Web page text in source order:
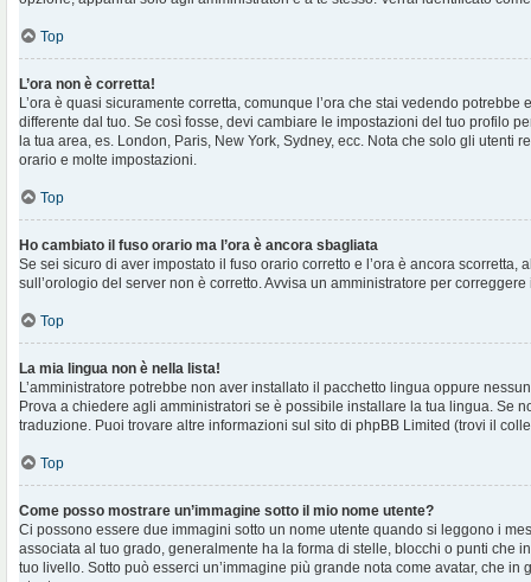
Top
L’ora non è corretta!
L’ora è quasi sicuramente corretta, comunque l’ora che stai vedendo
differente dal tuo. Se così fosse, devi cambiare le impostazioni del tuo profilo
la tua area, es. London, Paris, New York, Sydney, ecc. Nota che solo gli utenti
orario e molte impostazioni.
Top
Ho cambiato il fuso orario ma l’ora è ancora sbagliata
Se sei sicuro di aver impostato il fuso orario corretto e l’ora è ancora scorretta,
sull’orologio del server non è corretto. Avvisa un amministratore per
Top
La mia lingua non è nella lista!
L’amministratore potrebbe non aver installato il pacchetto lingua oppure
Prova a chiedere agli amministratori se è possibile installare la tua lingua. Se
traduzione. Puoi trovare altre informazioni sul sito di phpBB Limited (trovi il
Top
Come posso mostrare un’immagine sotto il mio nome utente?
Ci possono essere due immagini sotto un nome utente quando si leggono i
associata al tuo grado, generalmente ha la forma di stelle, blocchi o punti che
tuo livello. Sotto può esserci un’immagine più grande nota come avatar, che in